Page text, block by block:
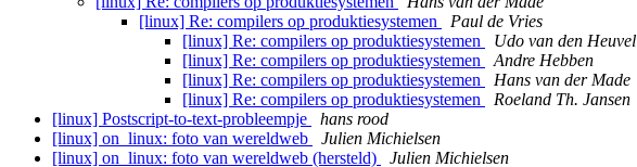
[linux] Re: compilers op produktiesystemen
Paul de Vries
[linux] Re: compilers op produktiesystemen
Udo van den Heuvel
[linux] Re: compilers op produktiesystemen
Andre Hebben
[linux] Re: compilers op produktiesystemen
Hans van der Made
[linux] Re: compilers op produktiesystemen
Roeland Th. Jansen
[linux] Postscript-to-text-probleempje
hans rood
[linux] on_linux: foto van wereldweb
Julien Michielsen
[linux] on_linux: foto van wereldweb (hersteld)
Julien Michielsen